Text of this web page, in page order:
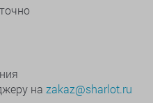
на zakaz@sharlot.ru